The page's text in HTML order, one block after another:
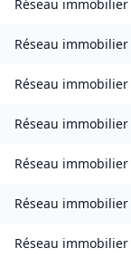
Réseau immobilier
Réseau immobilier
Réseau immobilier
Réseau immobilier
Réseau immobilier
Réseau immobilier
Réseau immobilier